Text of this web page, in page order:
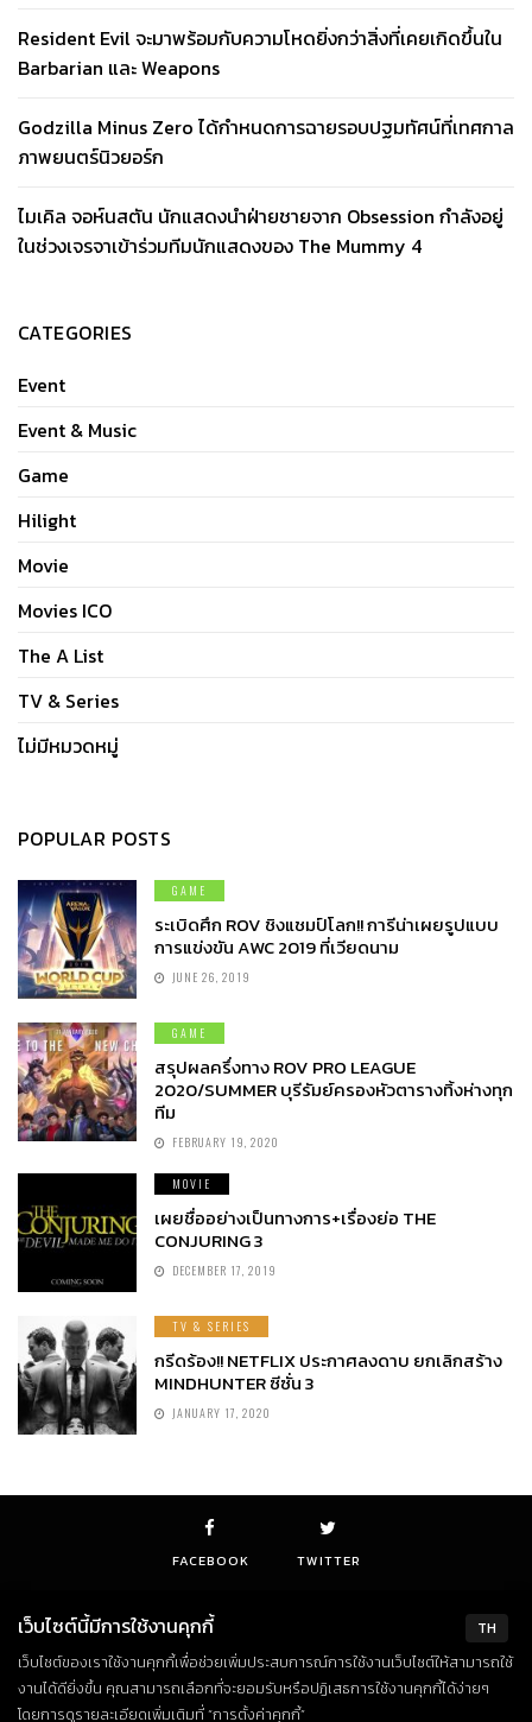
Resident Evil จะมาพร้อมกับความโหดยิ่งกว่าสิ่งที่เคยเกิดขึ้นใน
Barbarian และ Weapons
Godzilla Minus Zero ได้กำหนดการฉายรอบปฐมทัศน์ที่เทศกาล
ภาพยนตร์นิวยอร์ก
ไมเคิล จอห์นสตัน นักแสดงนำฝ่ายชายจาก Obsession กำลังอยู่
ในช่วงเจรจาเข้าร่วมทีมนักแสดงของ The Mummy 4
CATEGORIES
Event
Event & Music
Game
Hilight
Movie
Movies ICO
The A List
TV & Series
ไม่มีหมวดหมู่
POPULAR POSTS
GAME
ระเบิดศึก ROV ชิงแชมป์โลก!! การีน่าเผยรูปแบบ
การแข่งขัน AWC 2019 ที่เวียดนาม
JUNE 26, 2019
GAME
สรุปผลครึ่งทาง ROV PRO LEAGUE
2020/SUMMER บุรีรัมย์ครองหัวตารางทิ้งห่างทุก
ทีม
FEBRUARY 19, 2020
MOVIE
เผยชื่ออย่างเป็นทางการ+เรื่องย่อ THE
CONJURING 3
DECEMBER 17, 2019
TV & SERIES
กรีดร้อง!! NETFLIX ประกาศลงดาบ ยกเลิกสร้าง
MINDHUNTER ซีซั่น 3
JANUARY 17, 2020
FACEBOOK TWITTER
© Copyright 2018. All Rights Reserved
TH
เว็บไซต์นี้มีการใช้งานคุกกี้
เว็บไซต์ของเราใช้งานคุกกี้เพื่อช่วยเพิ่มประสบการณ์การใช้งานเว็บไซต์ให้สามารถใช้
งานได้ดียิ่งขึ้น คุณสามารถเลือกที่จะยอมรับหรือปฏิเสธการใช้งานคุกกี้ได้ง่ายๆ
โดยการดูรายละเอียดเพิ่มเติมที่ “การตั้งค่าคุกกี้”